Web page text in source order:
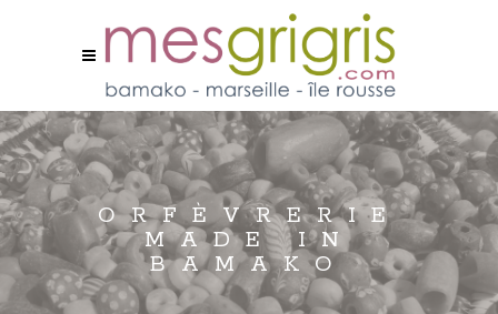
ORFÈVRERIE
MADE IN
BAMAKO